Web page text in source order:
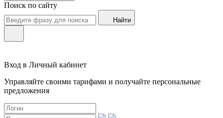
Поиск по сайту
Найти
Вход в Личный кабинет
Управляйте своими тарифами и получайте персональные
предложения